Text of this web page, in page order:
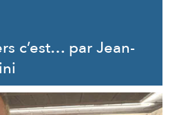
c’est… par Jean-